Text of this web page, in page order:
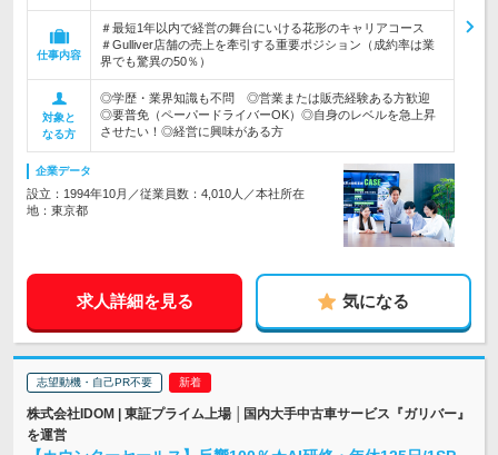
仕事内容
＃最短1年以内で経営の舞台にいける花形のキャリアコース
＃Gulliver店舗の売上を牽引する重要ポジション（成約率は業
界でも驚異の50％）
対象と
なる方
◎学歴・業界知識も不問 ◎営業または販売経験ある方歓迎
◎要普免（ペーパードライバーOK）◎自身のレベルを急上昇
させたい！◎経営に興味がある方
企業データ
設立：1994年10月／従業員数：4,010人／本社所在
地：東京都
求人詳細を見る 気になる
志望動機・自己PR不要
株式会社IDOM | 東証プライム上場 │国内大手中古車サービス『ガリバー』
を運営